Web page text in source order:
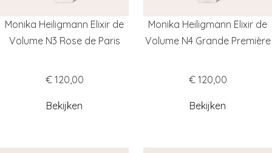
Monika Heiligmann Elixir de
Volume N3 Rose de Paris
€ 120,00
Bekijken
Monika Heiligmann Elixir de
Volume N4 Grande Première
€ 120,00
Bekijken